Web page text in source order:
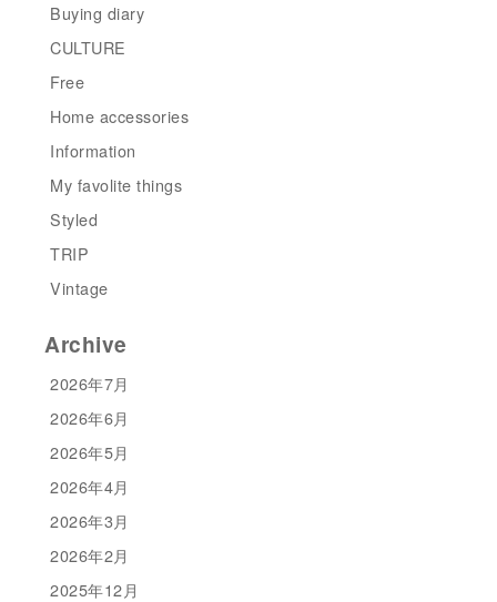
Buying diary
CULTURE
Free
Home accessories
Information
My favolite things
Styled
TRIP
Vintage
Archive
2026年7月
2026年6月
2026年5月
2026年4月
2026年3月
2026年2月
2025年12月